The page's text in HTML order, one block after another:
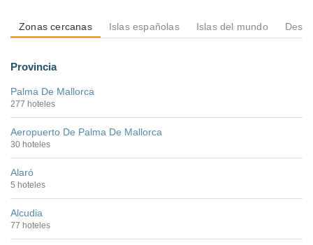
Zonas cercanas Islas españolas Islas del mundo
Provincia
Palma De Mallorca
277 hoteles
Aeropuerto De Palma De Mallorca
30 hoteles
Alaró
5 hoteles
Alcudia
77 hoteles